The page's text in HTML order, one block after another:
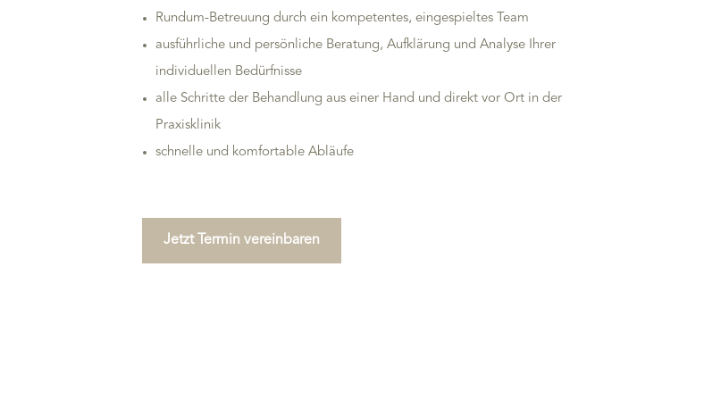
Rundum-Betreuung durch ein kompetentes, eingespieltes Team
ausführliche und persönliche Beratung, Aufklärung und Analyse Ihrer
individuellen Bedürfnisse
alle Schritte der Behandlung aus einer Hand und direkt vor Ort in der
Praxisklinik
schnelle und komfortable Abläufe
Jetzt Termin vereinbaren